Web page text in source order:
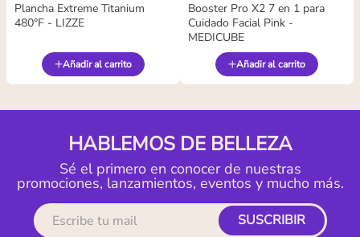
Plancha Extreme Titanium
480°F - LIZZE
Añadir al carrito
Booster Pro X2 7 en 1 para
Cuidado Facial Pink -
MEDICUBE
Añadir al carrito
HABLEMOS DE BELLEZA
Sé el primero en conocer de nuestras
promociones, lanzamientos, eventos y mucho más.
SUSCRIBIR